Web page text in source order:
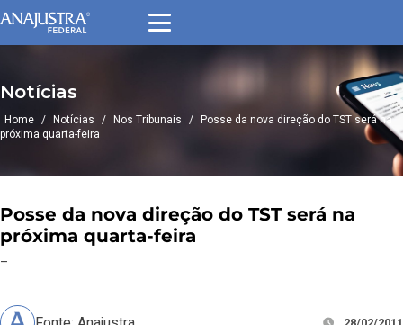
Notícias
Home / Notícias / Nos Tribunais /
Posse da nova direção do TST será na
próxima quarta-feira
Posse da nova direção do TST será na
próxima quarta-feira
–